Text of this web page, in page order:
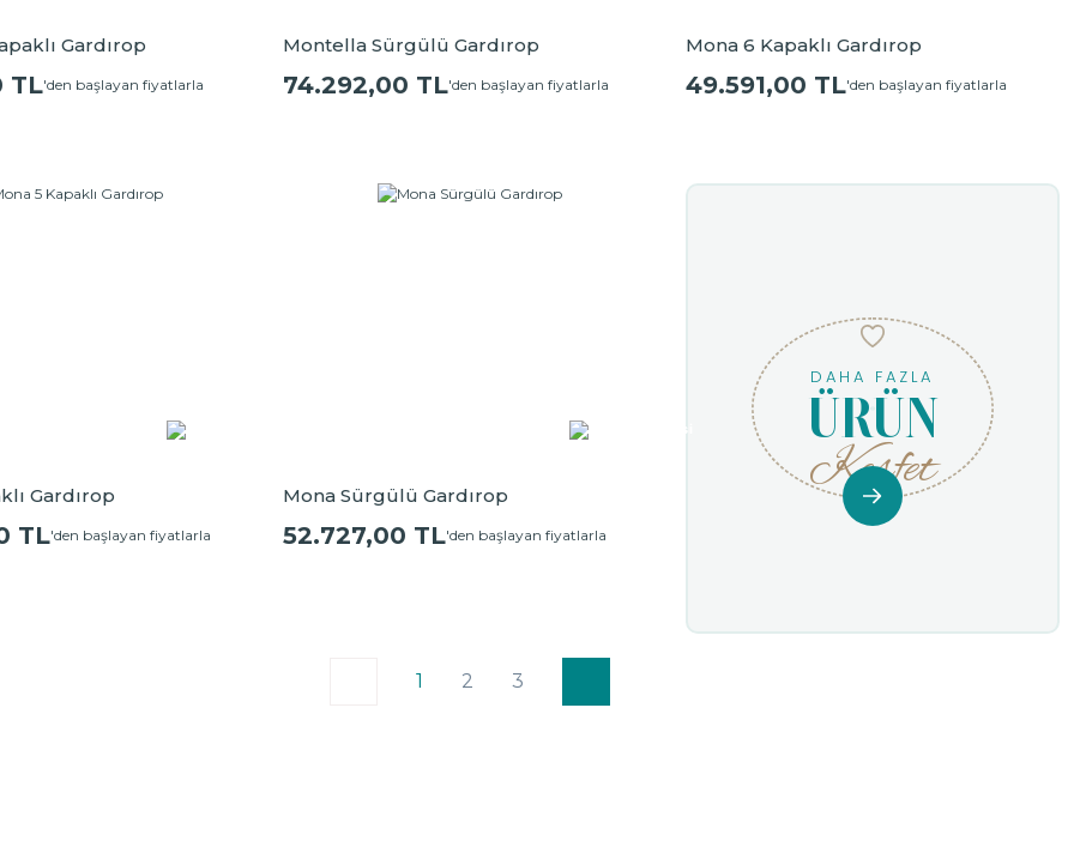
Gardırop
TL'den başlayan fiyatlarla
Montella Sürgülü Gardırop
74.292,00 TL'den başlayan fiyatlarla
Mona 6 Kapaklı Gardırop
49.591,00 TL'den başlayan fiyatlarla
Gardırop
TL'den başlayan fiyatlarla
Mona Sürgülü Gardırop
52.727,00 TL'den başlayan fiyatlarla
DAHA FAZLA
ÜRÜN
Keşfet
1 2 3